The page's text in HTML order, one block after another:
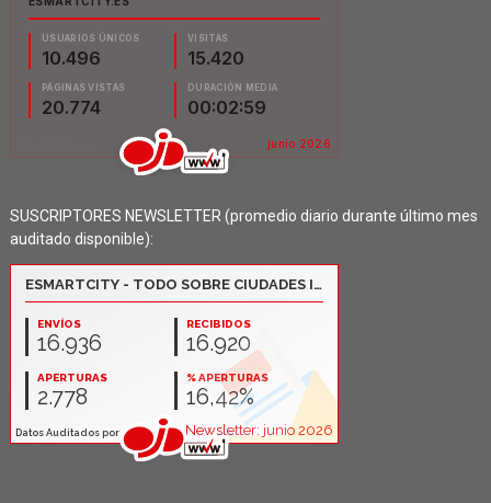
SUSCRIPTORES NEWSLETTER (promedio diario durante último mes
auditado disponible):